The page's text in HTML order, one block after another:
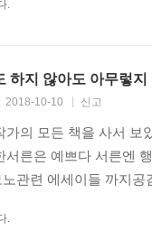
.
하지 않아도 아무렇지
2018-10-10 신고
가의 모든 책을 사서
서른은 예쁘다 서른엔
관련 에세이들 까지
.